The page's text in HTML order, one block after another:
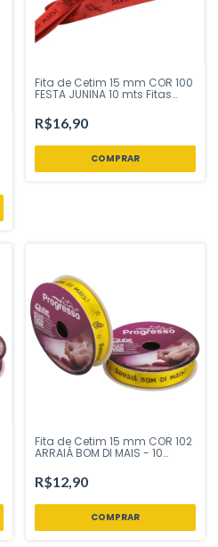
Fita de Cetim 15 mm COR 100
FESTA JUNINA 10 mts Fitas
Loja
R$16,90
Fita de Cetim 15 mm COR 102
ARRAIÁ BOM DI MAIS - 10
Inspire sua Festa Loja
R$12,90